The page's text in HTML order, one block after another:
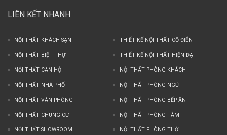
LIÊN KẾT NHANH
NỘI THẤT KHÁCH SẠN THIẾT KẾ NỘI THẤT CỔ ĐIỂN
NỘI THẤT BIỆT THỰ THIẾT KẾ NỘI THẤT HIỆN ĐẠI
NỘI THẤT CĂN HỘ NỘI THẤT PHÒNG KHÁCH
NỘI THẤT NHÀ PHỐ NỘI THẤT PHÒNG NGỦ
NỘI THẤT VĂN PHÒNG NỘI THẤT PHÒNG BẾP ĂN
NỘI THẤT CHUNG CƯ NỘI THẤT PHÒNG TẮM
NỘI THẤT SHOWROOM NỘI THẤT PHÒNG THỜ